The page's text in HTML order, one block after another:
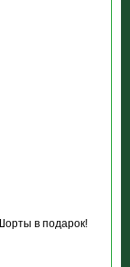
в подарок!